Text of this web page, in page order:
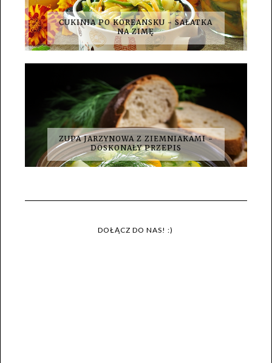
CUKINIA PO KOREANSKU - SAŁATKA
NA ZIMĘ
ZUPA JARZYNOWA Z ZIEMNIAKAMI -
DOSKONAŁY PRZEPIS
DOŁĄCZ DO NAS! :)